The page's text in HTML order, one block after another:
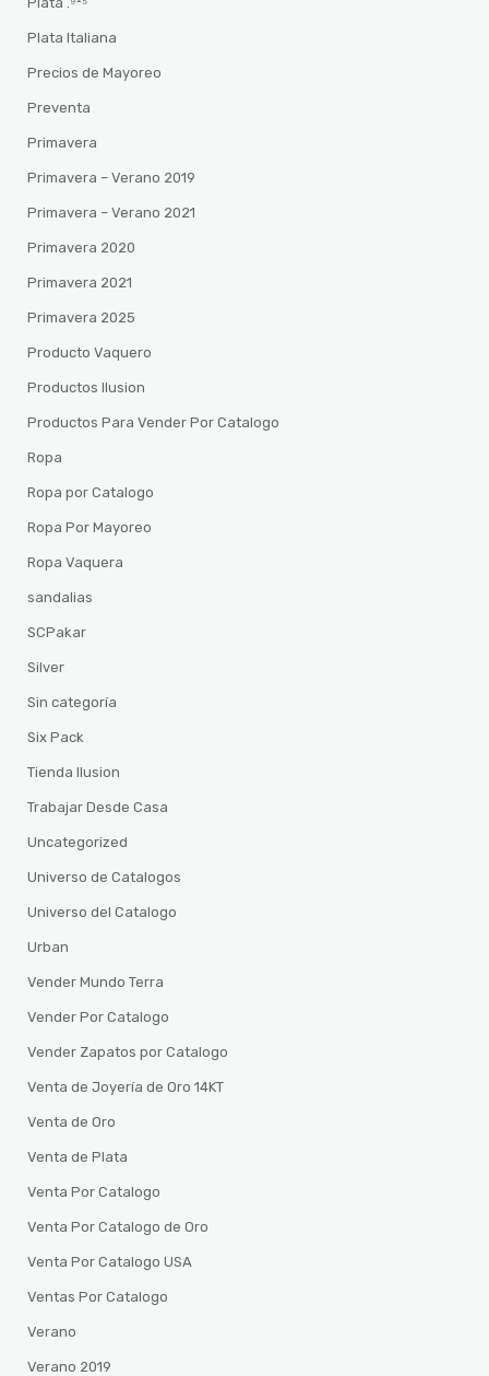
Plata Italiana
Precios de Mayoreo
Preventa
Primavera
Primavera – Verano 2019
Primavera – Verano 2021
Primavera 2020
Primavera 2021
Primavera 2025
Producto Vaquero
Productos Ilusion
Productos Para Vender Por Catalogo
Ropa
Ropa por Catalogo
Ropa Por Mayoreo
Ropa Vaquera
sandalias
SCPakar
Silver
Sin categoría
Six Pack
Tienda Ilusion
Trabajar Desde Casa
Uncategorized
Universo de Catalogos
Universo del Catalogo
Urban
Vender Mundo Terra
Vender Por Catalogo
Vender Zapatos por Catalogo
Venta de Joyería de Oro 14KT
Venta de Oro
Venta de Plata
Venta Por Catalogo
Venta Por Catalogo de Oro
Venta Por Catalogo USA
Ventas Por Catalogo
Verano
Verano 2019